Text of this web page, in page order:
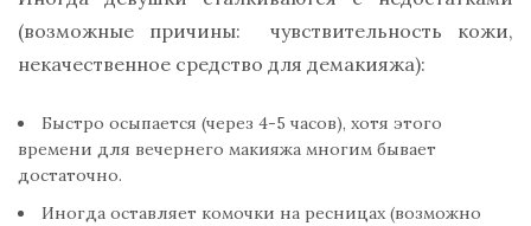
(возможные причины: чувствительность кожи,
некачественное средство для демакияжа):
Быстро осыпается (через 4-5 часов), хотя этого
времени для вечернего макияжа многим бывает
достаточно.
Иногда оставляет комочки на ресницах (возможно